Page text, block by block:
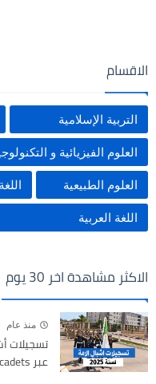
الاقسام
التربية الإسلامية
العلوم الفيزيائية و
العلوم الطبيعية
اللغة العربية
الاكثر مشاهدة اخر 30 يوم
منذ عام
عبر preinscription.mdn.dz/cadets